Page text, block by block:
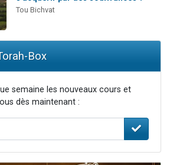
Tou Bichvat
Box
semaine les nouveaux cours et
dès maintenant :